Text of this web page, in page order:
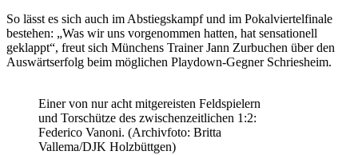
So lässt es sich auch im Abstiegskampf und im Pokalviertelfinale
bestehen: „Was wir uns vorgenommen hatten, hat sensationell
geklappt“, freut sich Münchens Trainer Jann Zurbuchen über den
Auswärtserfolg beim möglichen Playdown-Gegner Schriesheim.
Einer von nur acht mitgereisten Feldspielern
und Torschütze des zwischenzeitlichen 1:2:
Federico Vanoni. (Archivfoto: Britta
Vallema/DJK Holzbüttgen)